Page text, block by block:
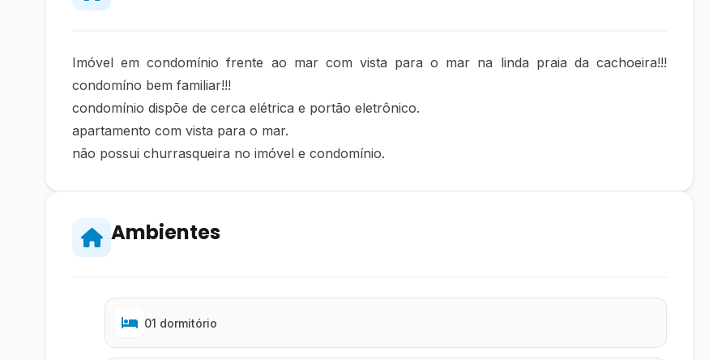
Imóvel em condomínio frente ao mar com vista para o mar na linda praia da cachoeira!!!
condomíno bem familiar!!!
condomínio dispõe de cerca elétrica e portão eletrônico.
apartamento com vista para o mar.
não possui churrasqueira no imóvel e condomínio.
Ambientes
01 dormitório